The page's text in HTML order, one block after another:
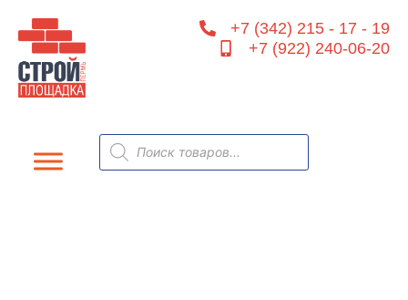
содержимому
+7 (342) 215 - 17 - 19
+7 (922) 240-06-20
Поиск
товаров